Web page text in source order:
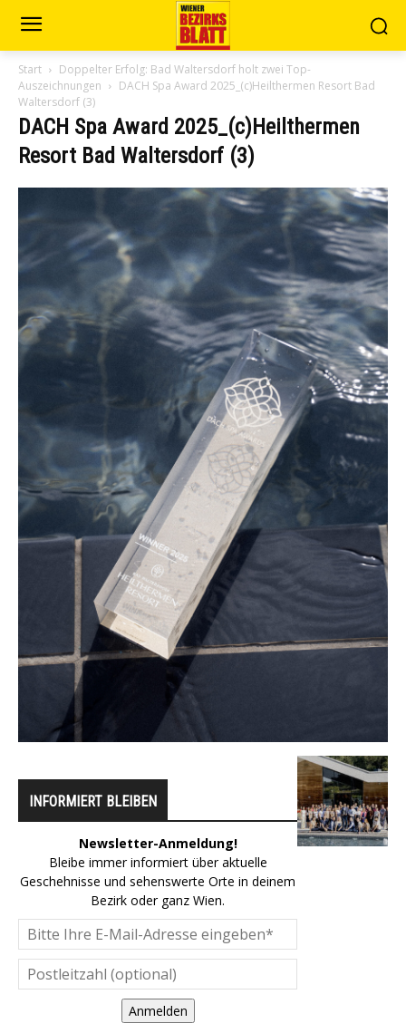
Start
Doppelter Erfolg: Bad Waltersdorf holt zwei Top-
Auszeichnungen
DACH Spa Award 2025_(c)Heilthermen Resort Bad
Waltersdorf (3)
DACH Spa Award 2025_(c)Heilthermen
Resort Bad Waltersdorf (3)
INFORMIERT BLEIBEN
Newsletter-Anmeldung!
Bleibe immer informiert über aktuelle
Geschehnisse und sehenswerte Orte in deinem
Bezirk oder ganz Wien.
Anmelden